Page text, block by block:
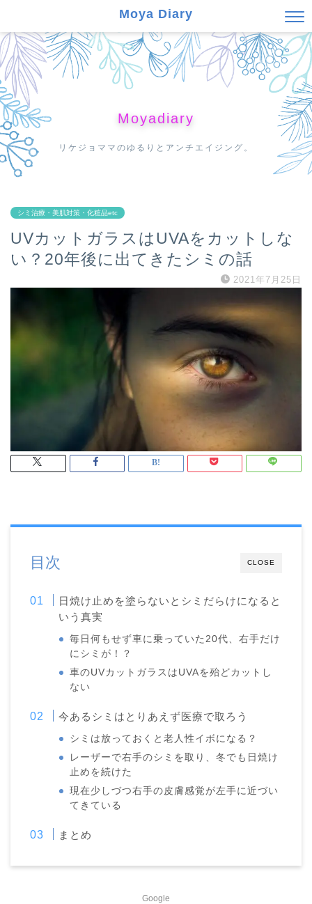
Moya Diary
Moyadiary
リケジョママのゆるりとアンチエイジング。
シミ治療・美肌対策・化粧品etc
UVカットガラスはUVAをカットしな
い？20年後に出てきたシミの話
2021年7月25日
CLOSE
目次
日焼け止めを塗らないとシミだらけになると
いう真実
毎日何もせず車に乗っていた20代、右手だけ
にシミが！？
車のUVカットガラスはUVAを殆どカットし
ない
今あるシミはとりあえず医療で取ろう
シミは放っておくと老人性イボになる？
レーザーで右手のシミを取り、冬でも日焼け
止めを続けた
現在少しづつ右手の皮膚感覚が左手に近づい
てきている
まとめ
Google